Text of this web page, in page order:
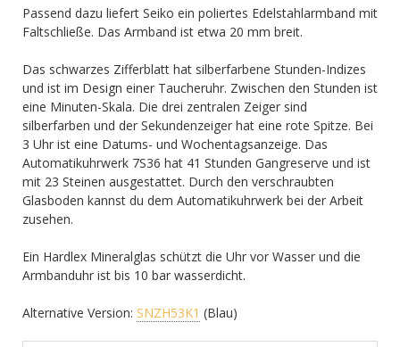
Passend dazu liefert Seiko ein poliertes Edelstahlarmband mit
Faltschließe. Das Armband ist etwa 20 mm breit.
Das schwarzes Zifferblatt hat silberfarbene Stunden-Indizes
und ist im Design einer Taucheruhr. Zwischen den Stunden ist
eine Minuten-Skala. Die drei zentralen Zeiger sind
silberfarben und der Sekundenzeiger hat eine rote Spitze. Bei
3 Uhr ist eine Datums- und Wochentagsanzeige. Das
Automatikuhrwerk 7S36 hat 41 Stunden Gangreserve und ist
mit 23 Steinen ausgestattet. Durch den verschraubten
Glasboden kannst du dem Automatikuhrwerk bei der Arbeit
zusehen.
Ein Hardlex Mineralglas schützt die Uhr vor Wasser und die
Armbanduhr ist bis 10 bar wasserdicht.
Alternative Version: SNZH53K1 (Blau)